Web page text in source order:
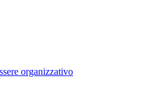
organizzativo